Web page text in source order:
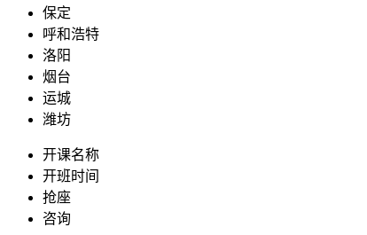
保定
呼和浩特
洛阳
烟台
运城
潍坊
开课名称
开班时间
抢座
咨询